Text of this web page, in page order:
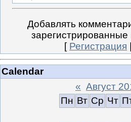
Добавлять
зарегистрированные
[ Регистрация
Calendar
« Август
Пн Вт Ср Чт